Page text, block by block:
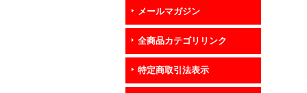
メールマガジン
全商品カテゴリリンク
特定商取引法表示